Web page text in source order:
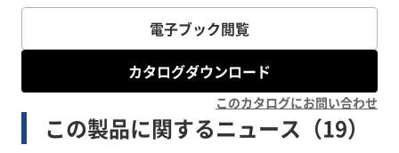
電子ブック閲覧
カタログダウンロード
このカタログにお問い合わせ
この製品に関するニュース（19）